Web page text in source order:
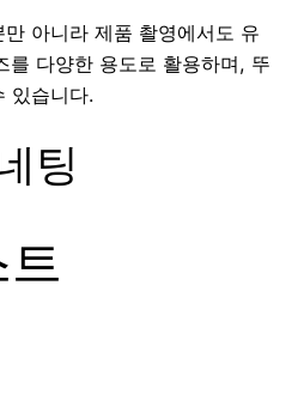
아니라 제품 촬영에서도 유
를 다양한 용도로 활용하며, 뚜
있습니다.
팅